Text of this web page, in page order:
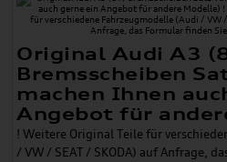
Original Audi A3
Bremsscheiben
machen Ihnen
Angebot für
! Weitere Original Teile für
/ VW / SEAT / SKODA) auf Anfrage,